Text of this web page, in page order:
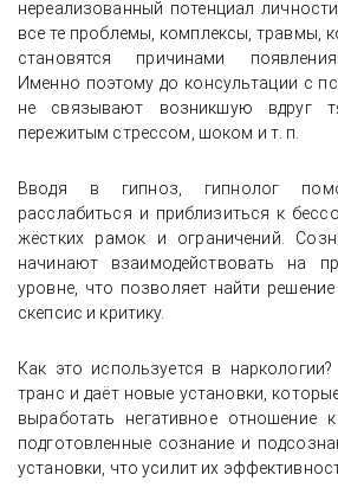
нереализованный потенциал
все те проблемы, комплексы, травмы,
становятся причинами
Именно поэтому до консультации с
не связывают возникшую вдруг
пережитым стрессом, шоком и т. п.
Вводя в гипноз, гипнолог
расслабиться и приблизиться к
жёстких рамок и ограничений.
начинают взаимодействовать на
уровне, что позволяет найти
скепсис и критику.
Как это используется в
транс и даёт новые установки,
выработать негативное отношение
подготовленные сознание и
установки, что усилит их